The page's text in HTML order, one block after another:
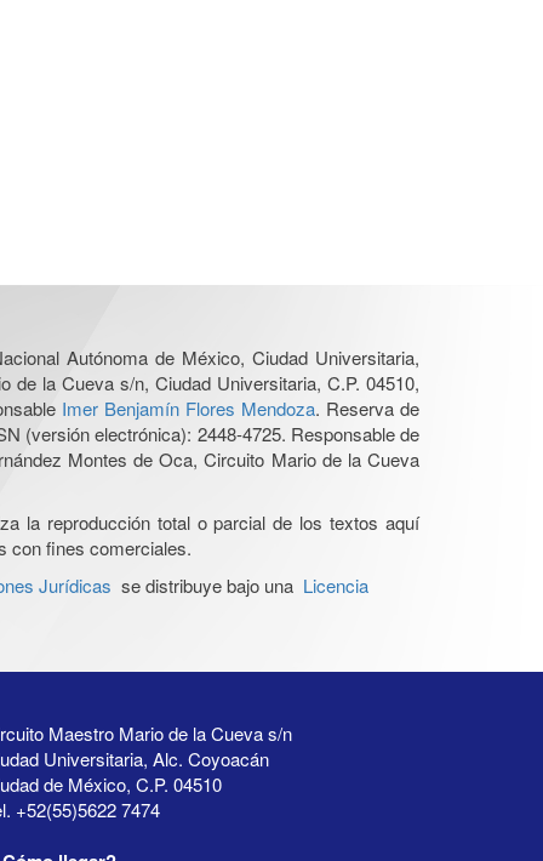
Autónoma de México, Ciudad Universitaria,
de la Cueva s/n, Ciudad Universitaria, C.P. 04510,
Imer Benjamín Flores Mendoza. Reserva de
(versión electrónica): 2448-4725. Responsable de
Montes de Oca, Circuito Mario de la Cueva
la reproducción total o parcial de los textos aquí
con fines comerciales.
Jurídicas se distribuye bajo una Licencia
Maestro Mario de la Cueva s/n
Universitaria, Alc. Coyoacán
de México, C.P. 04510
+52(55)5622 7474